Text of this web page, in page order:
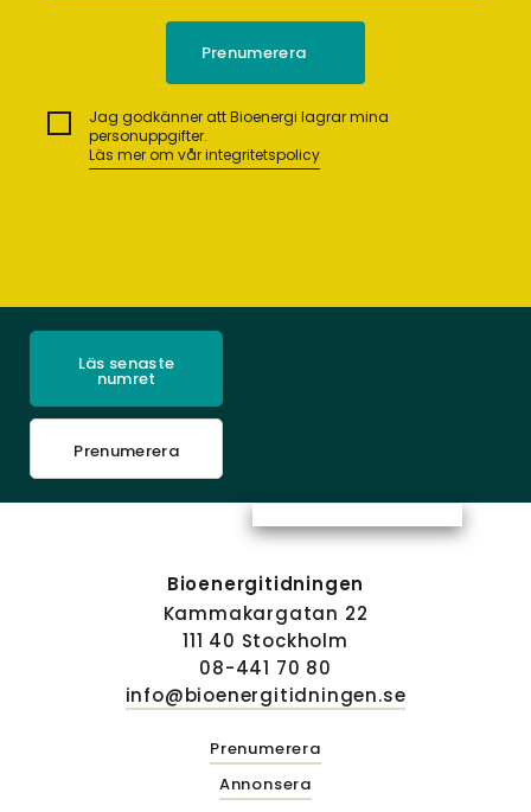
Jag godkänner att Bioenergi lagrar mina
personuppgifter.
Läs mer om vår integritetspolicy
Läs senaste
numret
Prenumerera
Bioenergitidningen
Kammakargatan 22
111 40 Stockholm
08-441 70 80
info@bioenergitidningen.se
Prenumerera
Annonsera